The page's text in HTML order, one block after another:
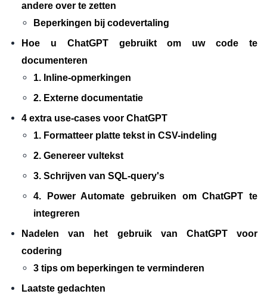
andere over te zetten
Beperkingen bij codevertaling
Hoe u ChatGPT gebruikt om uw code te
documenteren
1. Inline-opmerkingen
2. Externe documentatie
4 extra use-cases voor ChatGPT
1. Formatteer platte tekst in CSV-indeling
2. Genereer vultekst
3. Schrijven van SQL-query's
4. Power Automate gebruiken om ChatGPT te
integreren
Nadelen van het gebruik van ChatGPT voor
codering
3 tips om beperkingen te verminderen
Laatste gedachten